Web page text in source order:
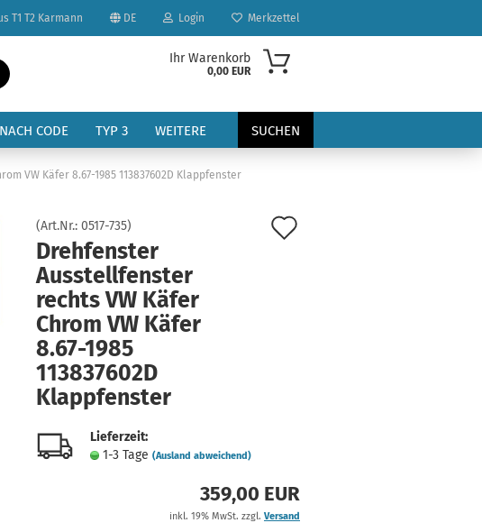
T1 T2 Karmann DE Login
vergessen?
Merkzettel
Suche...
Ihr Warenkorb
0,00 EUR
CODE TYP 3 SUCHEN
WEITERE
VW Käfer 8.67-1985 113837602D Klappfenster
(Art.Nr.: 0517-735)
Drehfenster
Ausstellfenster
rechts VW Käfer
Chrom VW Käfer
8.67-1985
113837602D
Klappfenster
Lieferzeit:
1-3 Tage (Ausland abweichend)
359,00 EUR
inkl. 19% MwSt. zzgl. Versand